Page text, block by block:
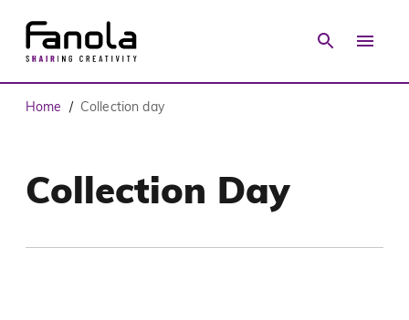
Home / Collection day
Collection Day